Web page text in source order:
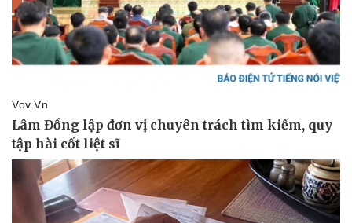
Thể thao
Bóng đá
Lịch thi đấu bóng đá
Thế giới thể thao
eSports
Hậu trường
Ô tô